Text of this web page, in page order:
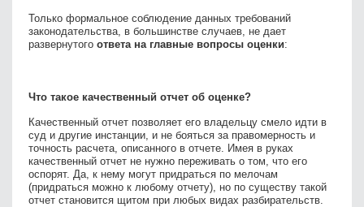
Только формальное соблюдение данных требований
законодательства, в большинстве случаев, не дает
развернутого ответа на главные вопросы оценки:
Что такое качественный отчет об оценке?
Качественный отчет позволяет его владельцу смело идти в
суд и другие инстанции, и не бояться за правомерность и
точность расчета, описанного в отчете. Имея в руках
качественный отчет не нужно переживать о том, что его
оспорят. Да, к нему могут придраться по мелочам
(придраться можно к любому отчету), но по существу такой
отчет становится щитом при любых видах разбирательств.